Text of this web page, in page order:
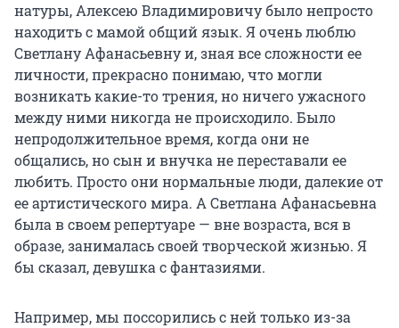
натуры, Алексею Владимировичу было непросто
находить с мамой общий язык. Я очень люблю
Светлану Афанасьевну и, зная все сложности ее
личности, прекрасно понимаю, что могли
возникать какие-то трения, но ничего ужасного
между ними никогда не происходило. Было
непродолжительное время, когда они не
общались, но сын и внучка не переставали ее
любить. Просто они нормальные люди, далекие от
ее артистического мира. А Светлана Афанасьевна
была в своем репертуаре — вне возраста, вся в
образе, занималась своей творческой жизнью. Я
бы сказал, девушка с фантазиями.
Например, мы поссорились с ней только из-за